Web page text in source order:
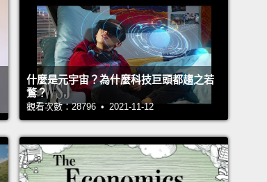
什麼是元宇宙？為什麼科技巨頭都趨之若
鶩？
觀看次數：28796 • 2021-11-12